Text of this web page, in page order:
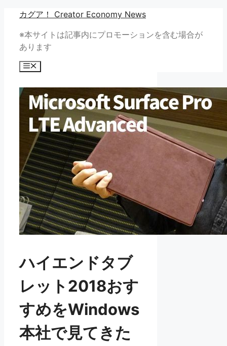
カグア！ Creator Economy News
※本サイトは記事内にプロモーションを含む場合が
あります
メ
ー
ハイエンドタブ
レット2018おす
すめをWindows
本社で見てきた